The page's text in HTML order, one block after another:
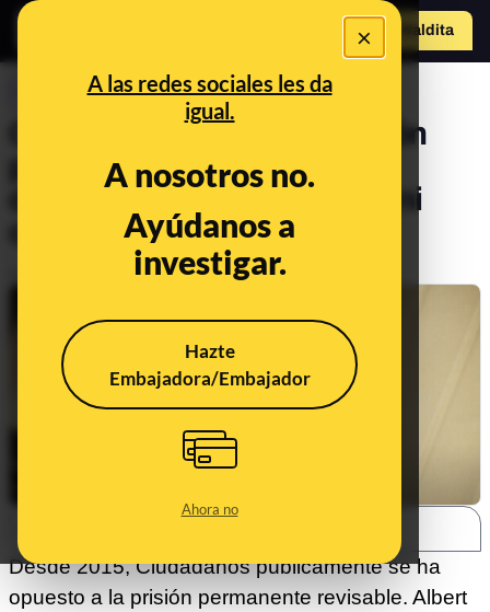
×
A las redes sociales les da
igual.
A nosotros no.
Ayúdanos a
investigar.
Hazte
Embajadora/Embajador
Ahora no
Hazte Maldita
CONTROL DEL PODER
Ciudadanos contra la prisión
permanente revisable:
demagogia punitiva, ni útil ni
constitucional
Mar 15, 2018, 9:10:00 AM
Desde 2015, Ciudadanos públicamente se ha
opuesto a la prisión permanente revisable. Albert